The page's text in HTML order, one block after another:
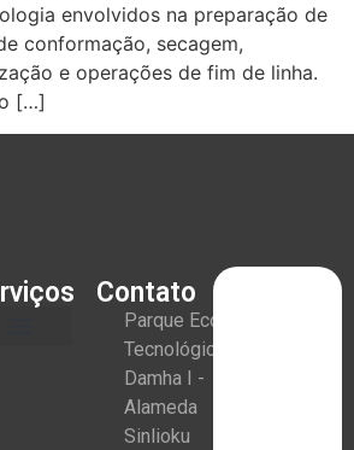
envolvidos na preparação de
conformação, secagem,
e operações de fim de linha.
[…]
Contato
Parque Eco
Tecnológico
Damha I -
Alameda
Sinlioku